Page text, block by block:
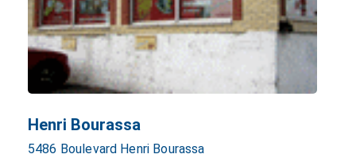
Henri Bourassa
5486 Boulevard Henri Bourassa